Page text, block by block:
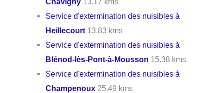
Service d'extermination des nuisibles à
Heillecourt 13.83 kms
Service d'extermination des nuisibles à
Blénod-lès-Pont-à-Mousson 15.38 kms
Service d'extermination des nuisibles à
Champenoux 25.49 kms